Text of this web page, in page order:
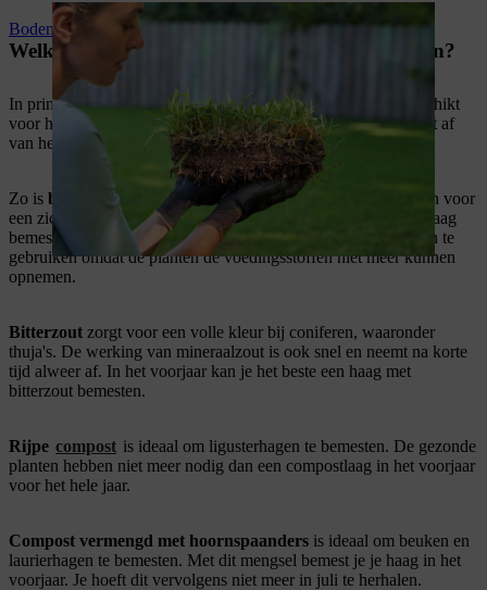
Bodemkwaliteit verbeteren
Welke meststoffen zijn geschikt voor welke hagen?
In principe zijnlangdurige organische meststoffen
zeer geschikt
voor het bemesten van een haag. De optimale bemesting hangt af
van het type haag.
Zo is blauwe korrel
een relatief rijke meststof en zorgt meteen voor
een zichtbaar resultaat, maar is niet lang werkzaam. Als je je haag
bemest met blauwe korrel, hoef je geen organische meststoffen te
gebruiken omdat de planten de voedingsstoffen niet meer kunnen
opnemen.
Bitterzout zorgt voor een volle kleur bij coniferen, waaronder
thuja's. De werking van mineraalzout is ook snel en neemt na korte
tijd alweer af. In het voorjaar kan je het beste een haag met
bitterzout bemesten.
Rijpe compost is ideaal om ligusterhagen te bemesten. De gezonde
planten hebben niet meer nodig dan een compostlaag in het voorjaar
voor het hele jaar.
Compost vermengd met hoornspaanders is ideaal om beuken en
laurierhagen te bemesten. Met dit mengsel bemest je je haag in het
voorjaar. Je hoeft dit vervolgens niet meer in juli te herhalen.